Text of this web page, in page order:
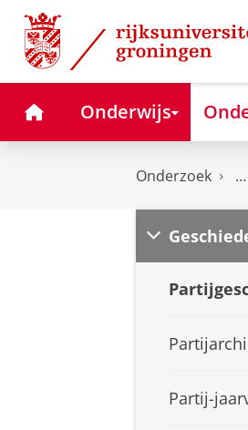
Skip
Content
Skip
Navigation
HomeOnderwijs
Onderzoek
Partij-